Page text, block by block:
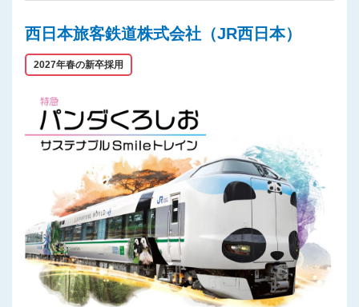
西日本旅客鉄道株式会社（JR西日本）
2027年春の新卒採用